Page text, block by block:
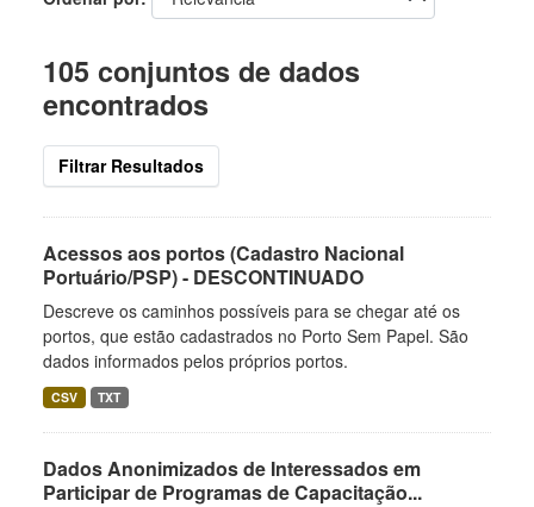
105 conjuntos de dados
encontrados
Filtrar Resultados
Acessos aos portos (Cadastro Nacional
Portuário/PSP) - DESCONTINUADO
Descreve os caminhos possíveis para se chegar até os
portos, que estão cadastrados no Porto Sem Papel. São
dados informados pelos próprios portos.
CSV TXT
Dados Anonimizados de Interessados em
Participar de Programas de Capacitação...